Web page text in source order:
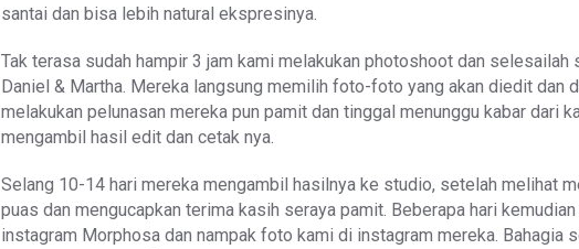
santai dan bisa lebih natural ekspresinya.
Tak terasa sudah hampir 3 jam kami melakukan photoshoot dan selesailah
Daniel & Martha. Mereka langsung memilih foto-foto yang akan diedit dan
melakukan pelunasan mereka pun pamit dan tinggal menunggu kabar dari
mengambil hasil edit dan cetak nya.
Selang 10-14 hari mereka mengambil hasilnya ke studio, setelah melihat
puas dan mengucapkan terima kasih seraya pamit. Beberapa hari
instagram Morphosa dan nampak foto kami di instagram mereka. Bahagia